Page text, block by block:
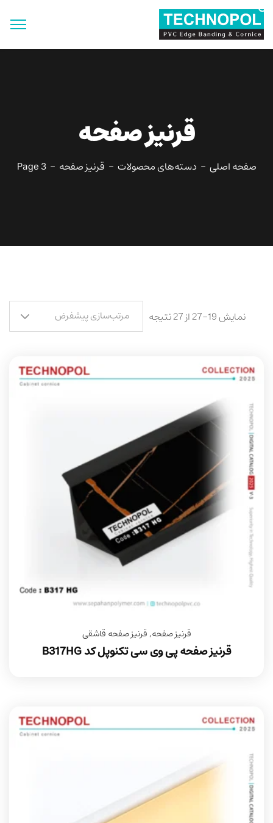
جستجو
برای:
دکمه جستجو
قرنیز صفحه
صفحه اصلی دسته‌های محصولات قرنیز صفحه Page 3
نمایش 19–27 از 27 نتیجه مرتب‌سازی پیشفرض
قرنیز صفحه, قرنیز صفحه قاشقی
قرنیز صفحه پی وی سی تکنوپل کد B317HG